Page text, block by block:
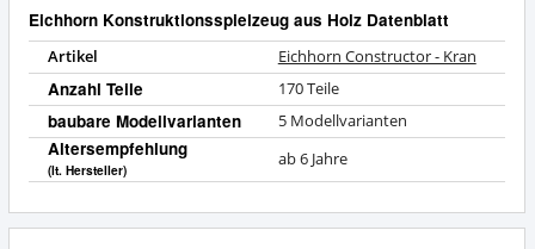
Eichhorn Konstruktionsspielzeug aus Holz Datenblatt
Artikel Eichhorn Constructor - Kran
Anzahl Teile 170 Teile
baubare Modellvarianten 5 Modellvarianten
Altersempfehlung
(lt. Hersteller)
ab 6 Jahre